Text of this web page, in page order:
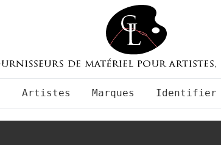
Artistes Marques Identifier